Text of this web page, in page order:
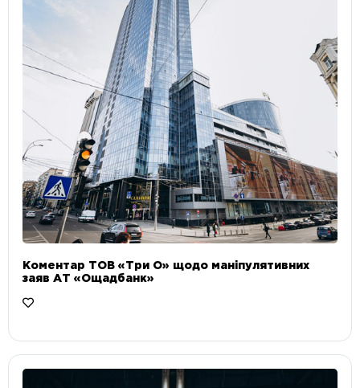
Коментар ТОВ «Три О» щодо маніпулятивних
заяв АТ «Ощадбанк»